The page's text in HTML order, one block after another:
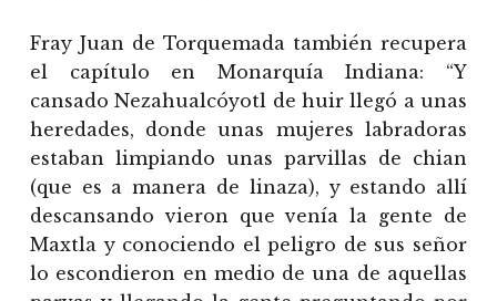
Fray Juan de Torquemada también recupera
el capítulo en Monarquía Indiana: “Y
cansado Nezahualcóyotl de huir llegó a unas
heredades, donde unas mujeres labradoras
estaban limpiando unas parvillas de chian
(que es a manera de linaza), y estando allí
descansando vieron que venía la gente de
Maxtla y conociendo el peligro de sus señor
lo escondieron en medio de una de aquellas